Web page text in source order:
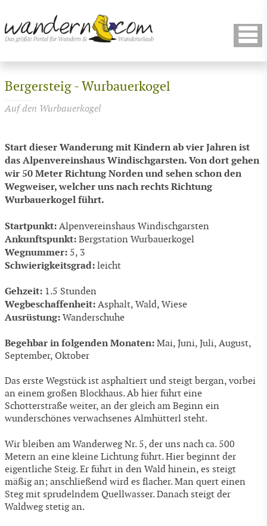
Bergersteig - Wurbauerkogel
Auf den Wurbauerkogel
Start dieser Wanderung mit Kindern ab vier Jahren ist
das Alpenvereinshaus Windischgarsten. Von dort gehen
wir 50 Meter Richtung Norden und sehen schon den
Wegweiser, welcher uns nach rechts Richtung
Wurbauerkogel führt.
Startpunkt: Alpenvereinshaus Windischgarsten
Ankunftspunkt: Bergstation Wurbauerkogel
Wegnummer: 5, 3
Schwierigkeitsgrad: leicht
Gehzeit: 1.5 Stunden
Wegbeschaffenheit: Asphalt, Wald, Wiese
Ausrüstung: Wanderschuhe
Begehbar in folgenden Monaten: Mai, Juni, Juli, August,
September, Oktober
Das erste Wegstück ist asphaltiert und steigt bergan, vorbei
an einem großen Blockhaus. Ab hier führt eine
Schotterstraße weiter, an der gleich am Beginn ein
wunderschönes verwachsenes Almhütterl steht.
Wir bleiben am Wanderweg Nr. 5, der uns nach ca. 500
Metern an eine kleine Lichtung führt. Hier beginnt der
eigentliche Steig. Er führt in den Wald hinein, es steigt
mäßig an; anschließend wird es flacher. Man quert einen
Steg mit sprudelndem Quellwasser. Danach steigt der
Waldweg stetig an.